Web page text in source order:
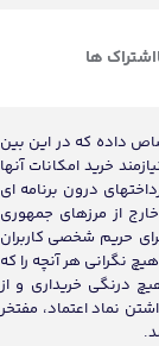
اشتراک ها
داده که در این بین
خرید امکانات آنها
درون برنامه ای
از مرزهای جمهوری
حریم شخصی کاربران
نگرانی هر آنچه را که
درنگی خریداری و از
نماد اعتماد، مفتخر